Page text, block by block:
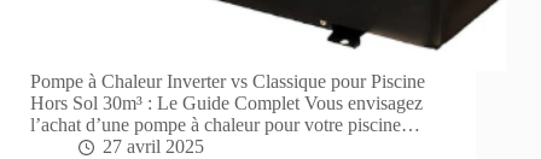
Pompe à Chaleur Inverter vs Classique pour Piscine
Hors Sol 30m³ : Le Guide Complet Vous envisagez
l’achat d’une pompe à chaleur pour votre piscine…
27 avril 2025